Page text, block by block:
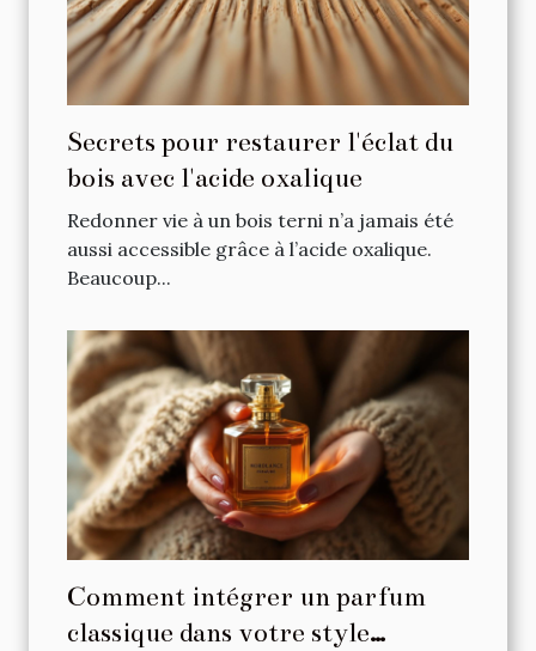
Secrets pour restaurer l'éclat du
bois avec l'acide oxalique
Redonner vie à un bois terni n’a jamais été
aussi accessible grâce à l’acide oxalique.
Beaucoup...
Comment intégrer un parfum
classique dans votre style